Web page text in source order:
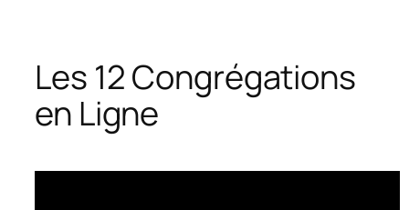
Les 12 Congrégations
en Ligne